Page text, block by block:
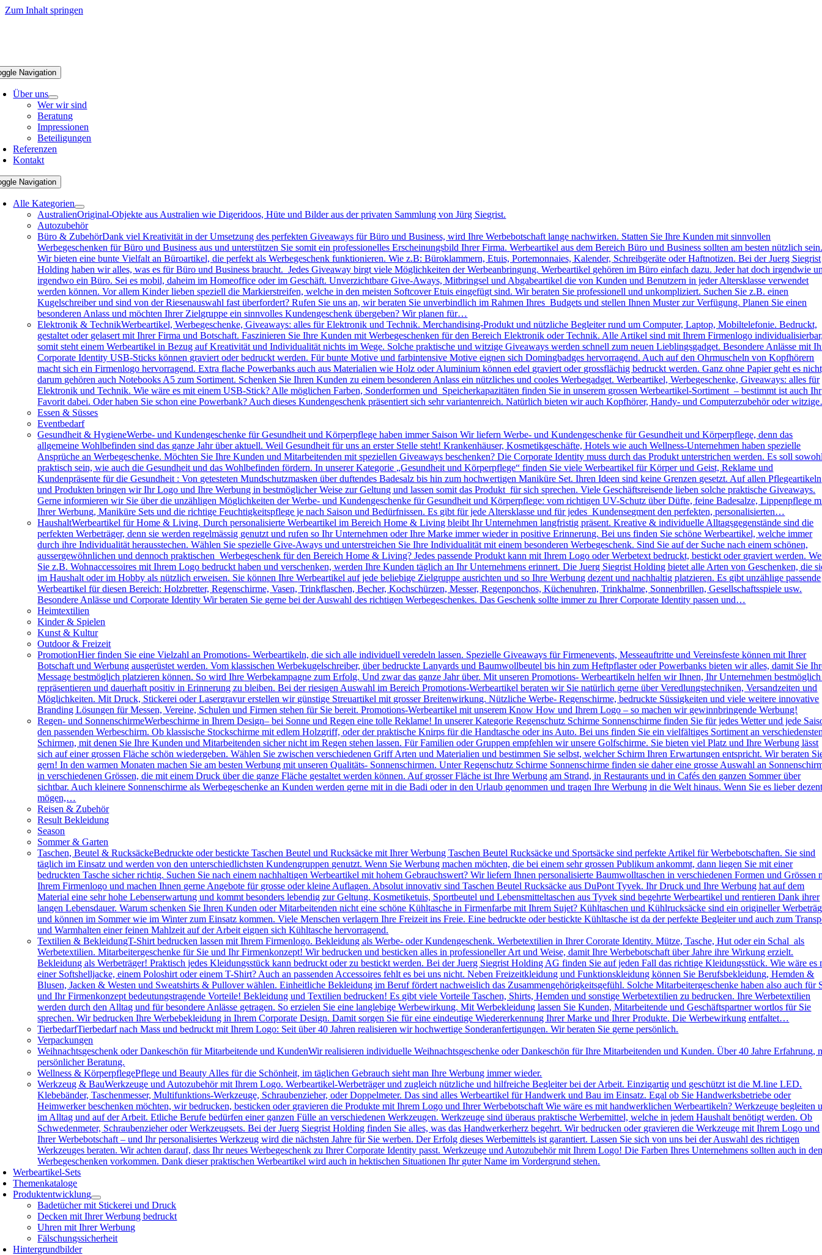
Zum Inhalt springen
Navigation
Über uns
Wer wir sind
Beratung
Impressionen
Beteiligungen
Referenzen
Kontakt
Navigation
Alle Kategorien
AustralienOriginal-Objekte aus Australien wie Digeridoos, Hüte und Bilder aus der privaten Sammlung von Jürg Siegrist.
Autozubehör
Büro & ZubehörDank viel Kreativität in der Umsetzung des perfekten Giveaways für Büro und Business, wird Ihre Werbebotschaft lange nachwirken. Statten Sie Ihre Kunden mit sinnvollen
Werbegeschenken für Büro und Business aus und unterstützen Sie somit ein professionelles Erscheinungsbild Ihrer Firma. Werbeartikel aus dem Bereich Büro und Business sollten am besten nützlich
Wir bieten eine bunte Vielfalt an Büroartikel, die perfekt als Werbegeschenk funktionieren. Wie z.B: Büroklammern, Etuis, Portemonnaies, Kalender, Schreibgeräte oder Haftnotizen. Bei der Juerg Siegrist
Holding haben wir alles, was es für Büro und Business braucht. Jedes Giveaway birgt viele Möglichkeiten der Werbeanbringung. Werbeartikel gehören im Büro einfach dazu. Jeder hat doch irgendwie
irgendwo ein Büro. Sei es mobil, daheim im Homeoffice oder im Geschäft. Unverzichtbare Give-Aways, Mitbringsel und Abgabeartikel die von Kunden und Benutzern in jeder Altersklasse verwendet
werden können. Vor allem Kinder lieben speziell die Markierstreifen, welche in den meisten Softcover Etuis eingefügt sind. Wir beraten Sie professionell und unkompliziert. Suchen Sie z.B. einen
Kugelschreiber und sind von der Riesenauswahl fast überfordert? Rufen Sie uns an, wir beraten Sie unverbindlich im Rahmen Ihres Budgets und stellen Ihnen Muster zur Verfügung. Planen Sie einen
besonderen Anlass und möchten Ihrer Zielgruppe ein sinnvolles Kundengeschenk übergeben? Wir planen für…
Elektronik & TechnikWerbeartikel, Werbegeschenke, Giveaways: alles für Elektronik und Technik. Merchandising-Produkt und nützliche Begleiter rund um Computer, Laptop, Mobiltelefonie. Bedruckt,
gestaltet oder gelasert mit Ihrer Firma und Botschaft. Faszinieren Sie Ihre Kunden mit Werbegeschenken für den Bereich Elektronik oder Technik. Alle Artikel sind mit Ihrem Firmenlogo
somit steht einem Werbeartikel in Bezug auf Kreativität und Individualität nichts im Wege. Solche praktische und witzige Giveaways werden schnell zum neuen Lieblingsgadget. Besondere Anlässe mit
Corporate Identity USB-Sticks können graviert oder bedruckt werden. Für bunte Motive und farbintensive Motive eignen sich Domingbadges hervorragend. Auch auf den Ohrmuscheln von Kopfhörern
macht sich ein Firmenlogo hervorragend. Extra flache Powerbanks auch aus Materialien wie Holz oder Aluminium können edel graviert oder grossflächig bedruckt werden. Ganz ohne Papier geht es
darum gehören auch Notebooks A5 zum Sortiment. Schenken Sie Ihren Kunden zu einem besonderen Anlass ein nützliches und cooles Werbegadget. Werbeartikel, Werbegeschenke, Giveaways: alles für
Elektronik und Technik. Wie wäre es mit einem USB-Stick? Alle möglichen Farben, Sonderformen und Speicherkapazitäten finden Sie in unserem grossen Werbeartikel-Sortiment – bestimmt ist auch Ihr
Favorit dabei. Oder haben Sie schon eine Powerbank? Auch dieses Kundengeschenk präsentiert sich sehr variantenreich. Natürlich bieten wir auch Kopfhörer, Handy- und Computerzubehör oder
Essen & Süsses
Eventbedarf
Gesundheit & HygieneWerbe- und Kundengeschenke für Gesundheit und Körperpflege haben immer Saison Wir liefern Werbe- und Kundengeschenke für Gesundheit und Körperpflege, denn das
allgemeine Wohlbefinden sind das ganze Jahr über aktuell. Weil Gesundheit für uns an erster Stelle steht! Krankenhäuser, Kosmetikgeschäfte, Hotels wie auch Wellness-Unternehmen haben spezielle
Ansprüche an Werbegeschenke. Möchten Sie Ihre Kunden und Mitarbeitenden mit speziellen Giveaways beschenken? Die Corporate Identity muss durch das Produkt unterstrichen werden. Es soll
praktisch sein, wie auch die Gesundheit und das Wohlbefinden fördern. In unserer Kategorie „Gesundheit und Körperpflege“ finden Sie viele Werbeartikel für Körper und Geist, Reklame und
Kundenpräsente für die Gesundheit : Von getesteten Mundschutzmasken über duftendes Badesalz bis hin zum hochwertigen Maniküre Set. Ihren Ideen sind keine Grenzen gesetzt. Auf allen Pflegeartikeln
und Produkten bringen wir Ihr Logo und Ihre Werbung in bestmöglicher Weise zur Geltung und lassen somit das Produkt für sich sprechen. Viele Geschäftsreisende lieben solche praktische Giveaways.
Gerne informieren wir Sie über die unzähligen Möglichkeiten der Werbe- und Kundengeschenke für Gesundheit und Körperpflege: vom richtigen UV-Schutz über Düfte, feine Badesalze, Lippenpflege
Ihrer Werbung, Maniküre Sets und die richtige Feuchtigkeitspflege je nach Saison und Bedürfnissen. Es gibt für jede Altersklasse und für jedes Kundensegment den perfekten, personalisierten…
HaushaltWerbeartikel für Home & Living. Durch personalisierte Werbeartikel im Bereich Home & Living bleibt Ihr Unternehmen langfristig präsent. Kreative & individuelle Alltagsgegenstände sind die
perfekten Werbeträger, denn sie werden regelmässig genutzt und rufen so Ihr Unternehmen oder Ihre Marke immer wieder in positive Erinnerung. Bei uns finden Sie schöne Werbeartikel, welche immer
durch ihre Individualität herausstechen. Wählen Sie spezielle Give-Aways und unterstreichen Sie Ihre Individualität mit einem besonderen Werbegeschenk. Sind Sie auf der Suche nach einem schönen,
aussergewöhnlichen und dennoch praktischen Werbegeschenk für den Bereich Home & Living? Jedes passende Produkt kann mit Ihrem Logo oder Werbetext bedruckt, bestickt oder graviert werden.
Sie z.B. Wohnaccessoires mit Ihrem Logo bedruckt haben und verschenken, werden Ihre Kunden täglich an Ihr Unternehmens erinnert. Die Juerg Siegrist Holding bietet alle Arten von Geschenken, die
im Haushalt oder im Hobby als nützlich erweisen. Sie können Ihre Werbeartikel auf jede beliebige Zielgruppe ausrichten und so Ihre Werbung dezent und nachhaltig platzieren. Es gibt unzählige passende
Werbeartikel für diesen Bereich: Holzbretter, Regenschirme, Vasen, Trinkflaschen, Becher, Kochschürzen, Messer, Regenponchos, Küchenuhren, Trinkhalme, Sonnenbrillen, Gesellschaftsspiele usw.
Besondere Anlässe und Corporate Identity Wir beraten Sie gerne bei der Auswahl des richtigen Werbegeschenkes. Das Geschenk sollte immer zu Ihrer Corporate Identity passen und…
Heimtextilien
Kinder & Spielen
Kunst & Kultur
Outdoor & Freizeit
PromotionHier finden Sie eine Vielzahl an Promotions- Werbeartikeln, die sich alle individuell veredeln lassen. Spezielle Giveaways für Firmenevents, Messeauftritte und Vereinsfeste können mit Ihrer
Botschaft und Werbung ausgerüstet werden. Vom klassischen Werbekugelschreiber, über bedruckte Lanyards und Baumwollbeutel bis hin zum Heftpflaster oder Powerbanks bieten wir alles, damit Sie
Message bestmöglich platzieren können. So wird Ihre Werbekampagne zum Erfolg. Und zwar das ganze Jahr über. Mit unseren Promotions- Werbeartikeln helfen wir Ihnen, Ihr Unternehmen
repräsentieren und dauerhaft positiv in Erinnerung zu bleiben. Bei der riesigen Auswahl im Bereich Promotions-Werbeartikel beraten wir Sie natürlich gerne über Veredlungstechniken, Versandzeiten und
Möglichkeiten. Mit Druck, Stickerei oder Lasergravur erstellen wir günstige Streuartikel mit grosser Breitenwirkung. Nützliche Werbe- Regenschirme, bedruckte Süssigkeiten und viele weitere innovative
Branding Lösungen für Messen, Vereine, Schulen und Firmen stehen für Sie bereit. Promotions-Werbeartikel mit unserem Know How und Ihrem Logo – so machen wir gewinnbringende Werbung!
Regen- und SonnenschirmeWerbeschirme in Ihrem Design– bei Sonne und Regen eine tolle Reklame! In unserer Kategorie Regenschutz Schirme Sonnenschirme finden Sie für jedes Wetter und jede
den passenden Werbeschirm. Ob klassische Stockschirme mit edlem Holzgriff, oder der praktische Knirps für die Handtasche oder ins Auto. Bei uns finden Sie ein vielfältiges Sortiment an
Schirmen, mit denen Sie Ihre Kunden und Mitarbeitenden sicher nicht im Regen stehen lassen. Für Familien oder Gruppen empfehlen wir unsere Golfschirme. Sie bieten viel Platz und Ihre Werbung lässt
sich auf einer grossen Fläche schön wiedergeben. Wählen Sie zwischen verschiedenen Griff Arten und Materialien und bestimmen Sie selbst, welcher Schirm Ihren Erwartungen entspricht. Wir beraten
gern! In den warmen Monaten machen Sie am besten Werbung mit unseren Qualitäts- Sonnenschirmen. Unter Regenschutz Schirme Sonnenschirme finden sie daher eine grosse Auswahl an
in verschiedenen Grössen, die mit einem Druck über die ganze Fläche gestaltet werden können. Auf grosser Fläche ist Ihre Werbung am Strand, in Restaurants und in Cafés den ganzen Sommer über
sichtbar. Auch kleinere Sonnenschirme als Werbegeschenke an Kunden werden gerne mit in die Badi oder in den Urlaub genommen und tragen Ihre Werbung in die Welt hinaus. Wenn Sie es lieber
mögen,…
Reisen & Zubehör
Result Bekleidung
Season
Sommer & Garten
Taschen, Beutel & RucksäckeBedruckte oder bestickte Taschen Beutel und Rucksäcke mit Ihrer Werbung Taschen Beutel Rucksäcke und Sportsäcke sind perfekte Artikel für Werbebotschaften. Sie sind
täglich im Einsatz und werden von den unterschiedlichsten Kundengruppen genutzt. Wenn Sie Werbung machen möchten, die bei einem sehr grossen Publikum ankommt, dann liegen Sie mit einer
bedruckten Tasche sicher richtig. Suchen Sie nach einem nachhaltigen Werbeartikel mit hohem Gebrauchswert? Wir liefern Ihnen personalisierte Baumwolltaschen in verschiedenen Formen und Grössen
Ihrem Firmenlogo und machen Ihnen gerne Angebote für grosse oder kleine Auflagen. Absolut innovativ sind Taschen Beutel Rucksäcke aus DuPont Tyvek. Ihr Druck und Ihre Werbung hat auf dem
Material eine sehr hohe Lebenserwartung und kommt besonders lebendig zur Geltung. Kosmetiketuis, Sportbeutel und Lebensmitteltaschen aus Tyvek sind begehrte Werbeartikel und rentieren Dank ihrer
langen Lebensdauer. Warum schenken Sie Ihren Kunden oder Mitarbeitenden nicht eine schöne Kühltasche in Firmenfarbe mit Ihrem Sujet? Kühltaschen und Kühlrucksäcke sind ein origineller
und können im Sommer wie im Winter zum Einsatz kommen. Viele Menschen verlagern Ihre Freizeit ins Freie. Eine bedruckte oder bestickte Kühltasche ist da der perfekte Begleiter und auch zum
und Warmhalten einer feinen Mahlzeit auf der Arbeit eignen sich Kühltasche hervorragend.
Textilien & BekleidungT-Shirt bedrucken lassen mit Ihrem Firmenlogo. Bekleidung als Werbe- oder Kundengeschenk. Werbetextilien in Ihrer Cororate Identity. Mütze, Tasche, Hut oder ein Schal als
Werbetextilien. Mitarbeitergeschenke für Sie und Ihr Firmenkonzept! Wir bedrucken und besticken alles in professioneller Art und Weise, damit Ihre Werbebotschaft über Jahre ihre Wirkung erzielt.
Bekleidung als Werbeträger! Praktisch jedes Kleidungsstück kann bedruckt oder zu bestickt werden. Bei der Juerg Siegrist Holding AG finden Sie auf jeden Fall das richtige Kleidungsstück. Wie wäre es
einer Softshelljacke, einem Poloshirt oder einem T-Shirt? Auch an passenden Accessoires fehlt es bei uns nicht. Neben Freizeitkleidung und Funktionskleidung können Sie Berufsbekleidung, Hemden &
Blusen, Jacken & Westen und Sweatshirts & Pullover wählen. Einheitliche Bekleidung im Beruf fördert nachweislich das Zusammengehörigkeitsgefühl. Solche Mitarbeitergeschenke haben also auch für
und Ihr Firmenkonzept bedeutungstragende Vorteile! Bekleidung und Textilien bedrucken! Es gibt viele Vorteile Taschen, Shirts, Hemden und sonstige Werbetextilien zu bedrucken. Ihre Werbetextilien
werden durch den Alltag und für besondere Anlässe getragen. So erzielen Sie eine langlebige Werbewirkung. Mit Werbekleidung lassen Sie Kunden, Mitarbeitende und Geschäftspartner wortlos für Sie
sprechen. Wir bedrucken Ihre Werbebekleidung in Ihrem Corporate Design. Damit sorgen Sie für eine eindeutige Wiedererkennung Ihrer Marke und Ihrer Produkte. Die Werbewirkung entfaltet…
TierbedarfTierbedarf nach Mass und bedruckt mit Ihrem Logo: Seit über 40 Jahren realisieren wir hochwertige Sonderanfertigungen. Wir beraten Sie gerne persönlich.
Verpackungen
Weihnachtsgeschenk oder Dankeschön für Mitarbeitende und KundenWir realisieren individuelle Weihnachtsgeschenke oder Dankeschön für Ihre Mitarbeitenden und Kunden. Über 40 Jahre Erfahrung,
persönlicher Beratung.
Wellness & KörperpflegePflege und Beauty Alles für die Schönheit, im täglichen Gebrauch sieht man Ihre Werbung immer wieder.
Werkzeug & BauWerkzeuge und Autozubehör mit Ihrem Logo. Werbeartikel-Werbeträger und zugleich nützliche und hilfreiche Begleiter bei der Arbeit. Einzigartig und geschützt ist die M.line LED.
Klebebänder, Taschenmesser, Multifunktions-Werkzeuge, Schraubenzieher, oder Doppelmeter. Das sind alles Werbeartikel für Handwerk und Bau im Einsatz. Egal ob Sie Handwerksbetriebe oder
Heimwerker beschenken möchten, wir bedrucken, besticken oder gravieren die Produkte mit Ihrem Logo und Ihrer Werbebotschaft Wie wäre es mit handwerklichen Werbeartikeln? Werkzeuge begleiten
im Alltag und auf der Arbeit. Etliche Berufe bedürfen einer ganzen Fülle an verschiedenen Werkzeugen. Werkzeuge sind überaus praktische Werbemittel, welche in jedem Haushalt benötigt werden. Ob
Schwedenmeter, Schraubenzieher oder Werkzeugsets. Bei der Juerg Siegrist Holding finden Sie alles, was das Handwerkerherz begehrt. Wir bedrucken oder gravieren die Werkzeuge mit Ihrem Logo und
Ihrer Werbebotschaft – und Ihr personalisiertes Werkzeug wird die nächsten Jahre für Sie werben. Der Erfolg dieses Werbemittels ist garantiert. Lassen Sie sich von uns bei der Auswahl des richtigen
Werkzeuges beraten. Wir achten darauf, dass Ihr neues Werbegeschenk zu Ihrer Corporate Identity passt. Werkzeuge und Autozubehör mit Ihrem Logo! Die Farben Ihres Unternehmens sollten auch in
Werbegeschenken vorkommen. Dank dieser praktischen Werbeartikel wird auch in hektischen Situationen Ihr guter Name im Vordergrund stehen.
Werbeartikel-Sets
Themenkataloge
Produktentwicklung
Badetücher mit Stickerei und Druck
Decken mit Ihrer Werbung bedruckt
Uhren mit Ihrer Werbung
Fälschungssicherheit
Hintergrundbilder